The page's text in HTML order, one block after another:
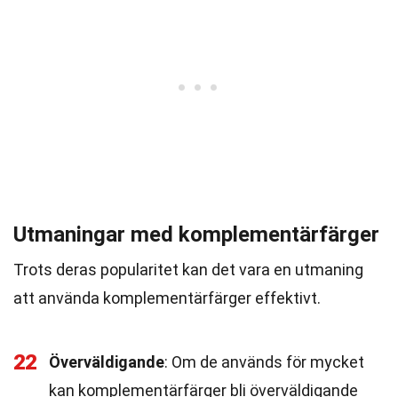
Utmaningar med komplementärfärger
Trots deras popularitet kan det vara en utmaning
att använda komplementärfärger effektivt.
22 Överväldigande: Om de används för mycket
kan komplementärfärger bli överväldigande